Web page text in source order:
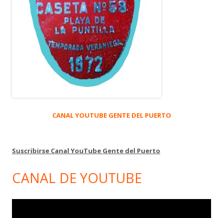
CANAL YOUTUBE GENTE DEL PUERTO
Suscribirse Canal YouTube Gente del Puerto
CANAL DE YOUTUBE